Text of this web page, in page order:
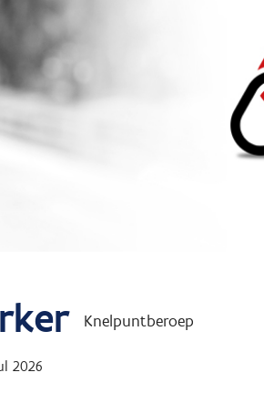
Knelpuntberoep
2026